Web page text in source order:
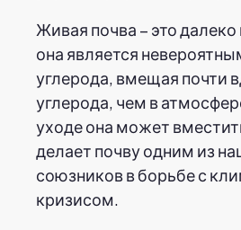
Живая почва – это далеко
она является
углерода, вмещая почти
углерода, чем в
уходе она может
делает почву одним из
союзников в борьбе с
кризисом.